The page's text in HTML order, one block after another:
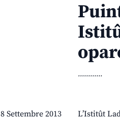
............
8 Settembre 2013
L’Istitût